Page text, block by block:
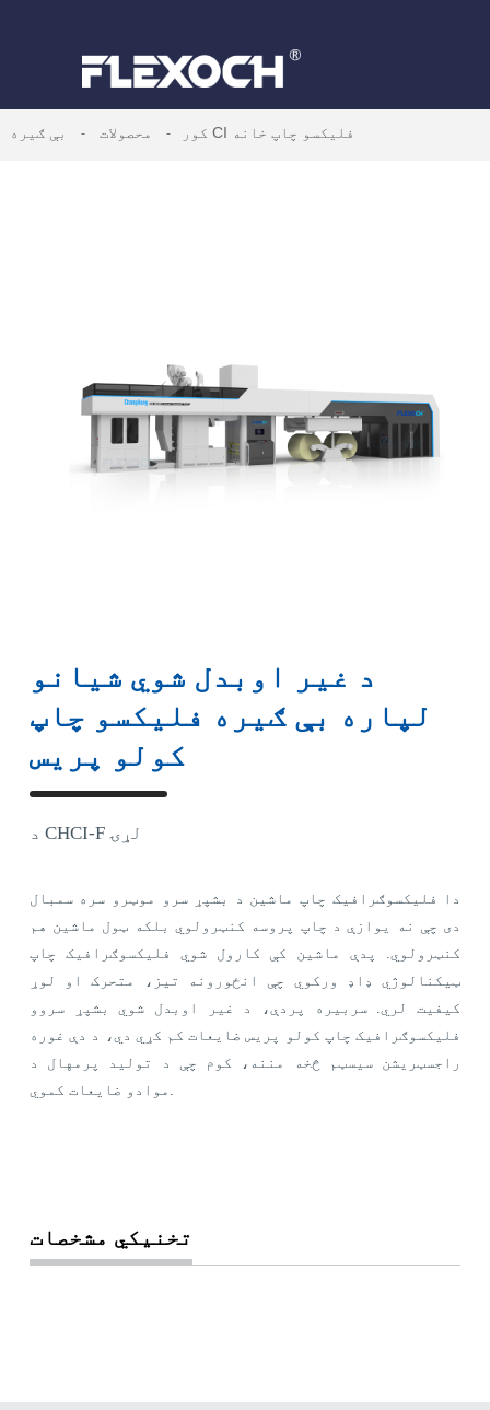
کور محصولات بې ګیره CI فلیکسو چاپ خانه
د غیر اوبدل شوي شیانو
لپاره بې ګیره فلیکسو چاپ
کولو پریس
د CHCI-F لړۍ
دا فلیکسوګرافیک چاپ ماشین د بشپړ سرو موټرو سره سمبال
دی چې نه یوازې د چاپ پروسه کنټرولوي بلکه ټول ماشین هم
کنټرولوي. پدې ماشین کې کارول شوي فلیکسوګرافیک چاپ
ټیکنالوژي ډاډ ورکوي چې انځورونه تیز، متحرک او لوړ
کیفیت لري. سربیره پردې، د غیر اوبدل شوي بشپړ سروو
فلیکسوګرافیک چاپ کولو پریس ضایعات کم کړي دي، د دې غوره
راجسټریشن سیسټم څخه مننه، کوم چې د تولید پرمهال د
موادو ضایعات کموي.
تخنیکي مشخصات